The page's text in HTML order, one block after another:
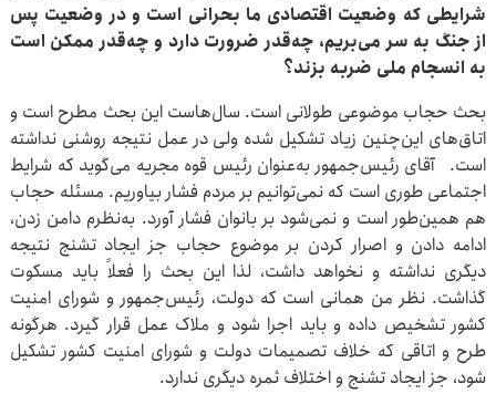
شرایطی که وضعیت اقتصادی ما بحرانی است و در وضعیت پس
از جنگ به سر می‌بریم، چه‌قدر ضرورت دارد و چه‌قدر ممکن است
به انسجام ملی ضربه بزند؟
بحث حجاب موضوعی طولانی است. سال‌هاست این بحث مطرح است و
اتاق‌های این‌چنین زیاد تشکیل شده‌ ولی در عمل نتیجه روشنی نداشته‌
است. آقای رئیس‌جمهور به‌عنوان رئیس قوه مجریه می‌گوید که شرایط
اجتماعی طوری است که نمی‌توانیم بر مردم فشار بیاوریم. مسئله حجاب
هم همین‌طور است و نمی‌شود بر بانوان فشار آورد. به‌نظرم دامن زدن،
ادامه دادن و اصرار کردن بر موضوع حجاب جز ایجاد تشنج نتیجه
دیگری نداشته و نخواهد داشت، لذا این بحث را فعلاً باید مسکوت
گذاشت. نظر من همانی‌ است که دولت، رئیس‌جمهور و شورای امنیت
کشور تشخیص داده و باید اجرا شود و ملاک عمل قرار گیرد. هرگونه
طرح‌ و اتاقی که خلاف تصمیمات دولت و شورای امنیت کشور تشکیل
شود، جز ایجاد تشنج و اختلاف ثمره دیگری ندارد.